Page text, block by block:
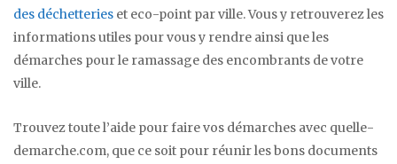
des déchetteries et eco-point par ville. Vous y retrouverez les
informations utiles pour vous y rendre ainsi que les
démarches pour le ramassage des encombrants de votre
ville.
Trouvez toute l’aide pour faire vos démarches avec quelle-
demarche.com, que ce soit pour réunir les bons documents